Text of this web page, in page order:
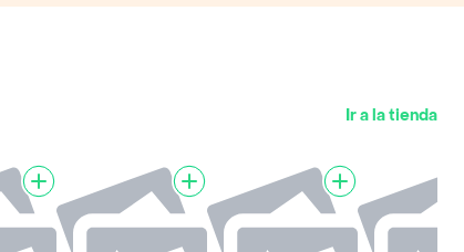
Ir a la tienda